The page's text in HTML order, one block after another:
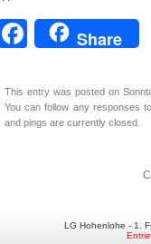
Facebook
Share
This entry was posted on
You can follow any responses
and pings are currently closed.
LG Hohenlohe - 1.